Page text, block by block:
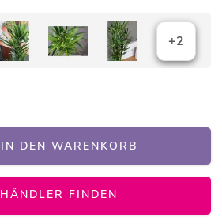
+2
IN DEN WARENKORB
HÄNDLER FINDEN